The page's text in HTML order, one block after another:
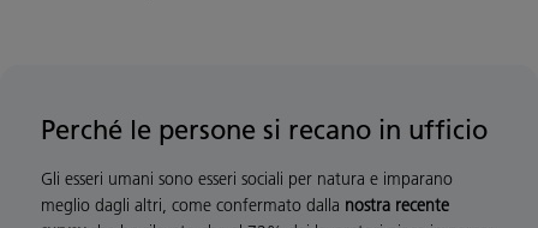
Perché le persone si recano in ufficio
Gli esseri umani sono esseri sociali per natura e imparano
meglio dagli altri, come confermato dalla nostra recente